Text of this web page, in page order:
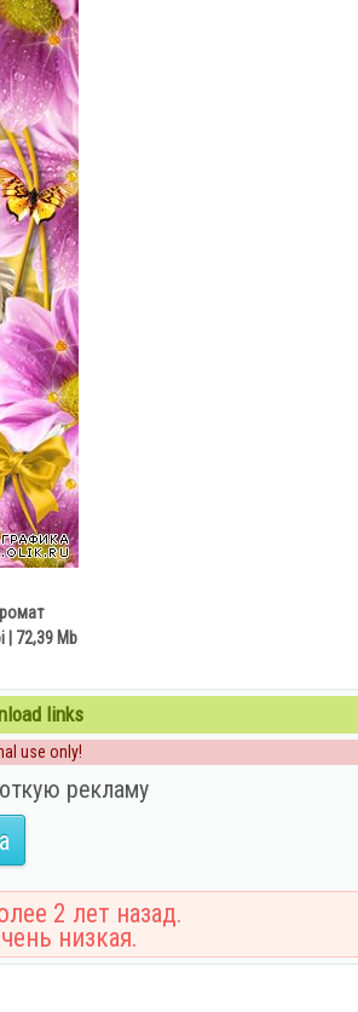
| 72,39 Mb
links
use only!
рекламу
2 лет назад.
низкая.